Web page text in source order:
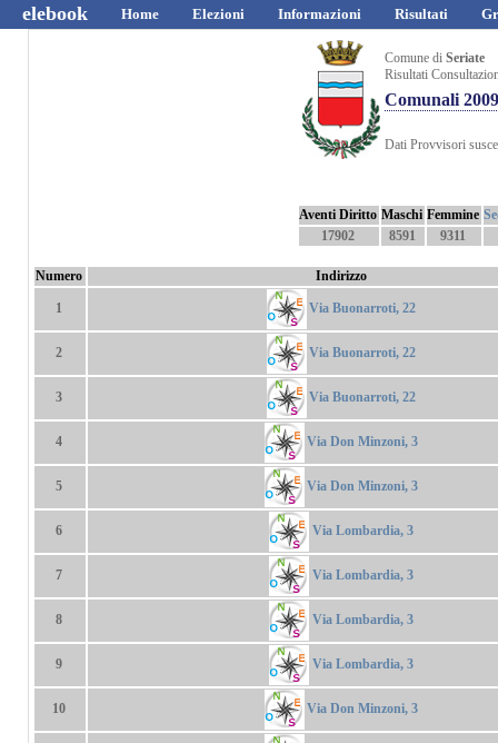
elebook Home Elezioni Informazioni Risultati
Comune di Seriate
Risultati
Comunali 2009
Dati Provvisori
Aventi Diritto Maschi Femmine
17902
8591 9311
Numero Indirizzo
1 Via Buonarroti, 22
2 Via Buonarroti, 22
3 Via Buonarroti, 22
4 Via Don Minzoni, 3
5 Via Don Minzoni, 3
6 Via Lombardia, 3
7 Via Lombardia, 3
8 Via Lombardia, 3
9 Via Lombardia, 3
10 Via Don Minzoni, 3